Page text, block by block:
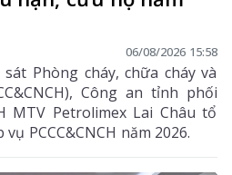
06/08/2026 15:58
Phòng cháy, chữa cháy và
Công an tỉnh phối
MTV Petrolimex Lai Châu tổ
PCCC&CNCH năm 2026.